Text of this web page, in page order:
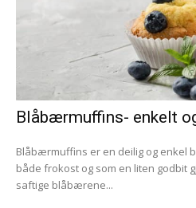
Blåbærmuffins- enkelt
Blåbærmuffins er en deilig og enkel
både frokost og som en liten godbit
saftige blåbærene...